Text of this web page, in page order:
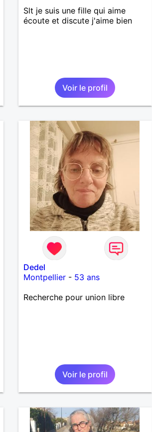
Slt je suis une fille qui aime
écoute et discute j'aime bien
Voir le profil
Dedel
Montpellier- 53 ans
Recherche pour union libre
Voir le profil